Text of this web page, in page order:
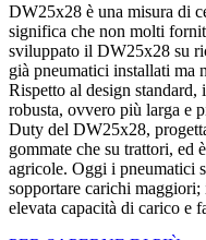
DW25x28 è una misura di
significa che non molti
sviluppato il DW25x28 su
già pneumatici installati ma
Rispetto al design
robusta, ovvero più larga e
Duty del DW25x28,
gommate che su trattori, ed
agricole. Oggi i pneumatici
sopportare carichi
elevata capacità di carico e